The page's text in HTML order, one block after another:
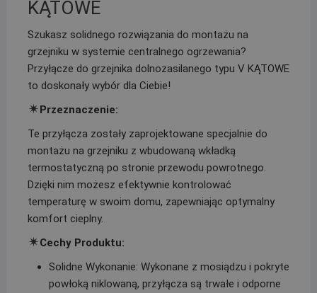
KĄTOWE
Szukasz solidnego rozwiązania do montażu na
grzejniku w systemie centralnego ogrzewania?
Przyłącze do grzejnika dolnozasilanego typu V KĄTOWE
to doskonały wybór dla Ciebie!
Przeznaczenie:
Te przyłącza zostały zaprojektowane specjalnie do
montażu na grzejniku z wbudowaną wkładką
termostatyczną po stronie przewodu powrotnego.
Dzięki nim możesz efektywnie kontrolować
temperaturę w swoim domu, zapewniając optymalny
komfort cieplny.
Cechy Produktu:
Solidne Wykonanie: Wykonane z mosiądzu i pokryte
powłoką niklowaną, przyłącza są trwałe i odporne